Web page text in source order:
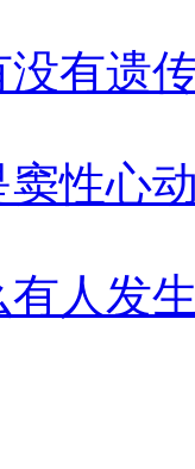
没有遗
窦性心
有人发